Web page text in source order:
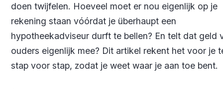
doen twijfelen. Hoeveel moet er nou eigenlijk op je
rekening staan vóórdat je überhaupt een
hypotheekadviseur durft te bellen? En telt dat geld
ouders eigenlijk mee? Dit artikel rekent het voor je
stap voor stap, zodat je weet waar je aan toe bent.